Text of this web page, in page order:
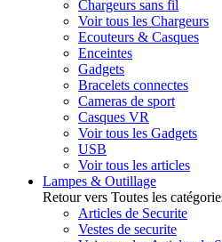
Chargeurs sans fil
Voir tous les Chargeurs
Ecouteurs & Casques
Enceintes
Gadgets
Bracelets connectes
Cameras de sport
Casques VR
Voir tous les Gadgets
USB
Voir tous les articles
Lampes & Outillage
Retour vers Toutes les
Articles de Securite
Vestes de securite